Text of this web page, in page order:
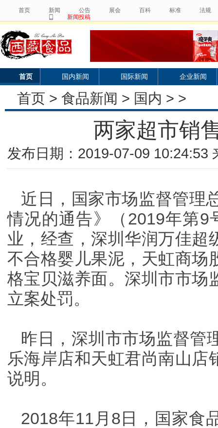
首页 新闻 公告 展会 百科 标准
法规
新闻投稿
首页 国内新闻 国际新闻 企业新闻
首页 > 食品新闻 > 国内 > >
两家超市销
发布日期：2019-07-09 10:24:53
近日，国家市场监督管理
情况的通告》（2019年第
业，经查，深圳华润万佳超
不合格婴儿果泥，天虹商场
格宝贝滋养面。深圳市市场
立案处罚。
昨日，深圳市市场监督管
乐海岸店和天虹君尚南山店
说明。
2018年11月8日，国家食